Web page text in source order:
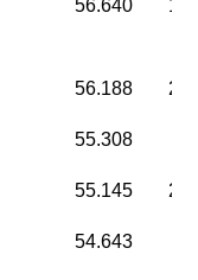
56.640
56.188
55.308
55.145
54.643